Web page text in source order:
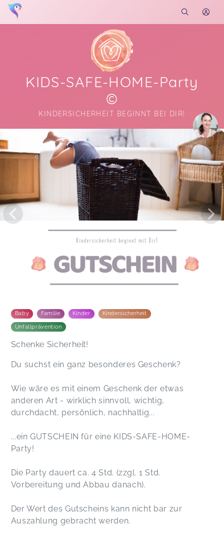
KIDS-SAFE-HOME-Party
©
KINDERSICHERHEIT BEGINNT BEI DIR!
Soon you will learn more about me here...
Baby Familie Kinder Kindersicherheit
Unfallprävention
Schenke Sicherheit!
Du suchst ein ganz besonderes Geschenk?
Wie wäre es mit einem Geschenk der etwas
anderen Art - wirklich sinnvoll, wichtig,
durchdacht, persönlich, nachhaltig...
...ein GUTSCHEIN für eine KIDS-SAFE-HOME-
Party!
Die Party dauert ca. 4 Std. (zzgl. 1 Std.
Vorbereitung und Abbau danach).
Der Wert des Gutscheins kann nicht bar zur
Auszahlung gebracht werden.